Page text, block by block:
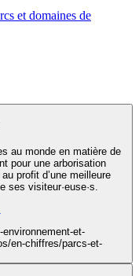
et domaines de
au monde en matière de
pour une arborisation
profit d’une meilleure
ses visiteur·euse·s.
et-
en-chiffres/parcs-et-